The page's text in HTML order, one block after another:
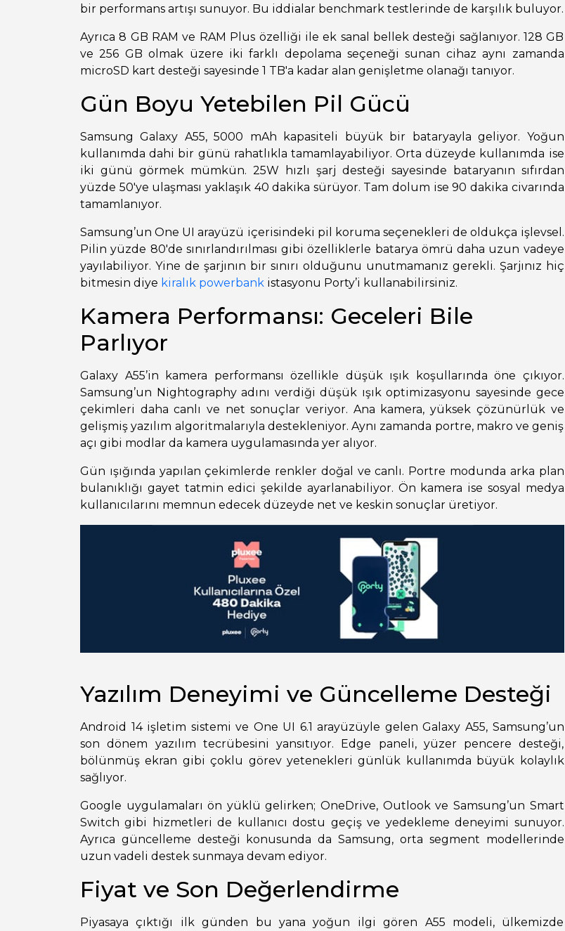
bir performans artışı sunuyor. Bu iddialar benchmark testlerinde de karşılık buluyor.
Ayrıca 8 GB RAM ve RAM Plus özelliği ile ek sanal bellek desteği sağlanıyor. 128 GB
ve 256 GB olmak üzere iki farklı depolama seçeneği sunan cihaz aynı zamanda
microSD kart desteği sayesinde 1 TB'a kadar alan genişletme olanağı tanıyor.
Gün Boyu Yetebilen Pil Gücü
Samsung Galaxy A55, 5000 mAh kapasiteli büyük bir bataryayla geliyor. Yoğun
kullanımda dahi bir günü rahatlıkla tamamlayabiliyor. Orta düzeyde kullanımda ise
iki günü görmek mümkün. 25W hızlı şarj desteği sayesinde bataryanın sıfırdan
yüzde 50'ye ulaşması yaklaşık 40 dakika sürüyor. Tam dolum ise 90 dakika civarında
tamamlanıyor.
Samsung’un One UI arayüzü içerisindeki pil koruma seçenekleri de oldukça işlevsel.
Pilin yüzde 80'de sınırlandırılması gibi özelliklerle batarya ömrü daha uzun vadeye
yayılabiliyor. Yine de şarjının bir sınırı olduğunu unutmamanız gerekli. Şarjınız hiç
bitmesin diye kiralık powerbank istasyonu Porty’i kullanabilirsiniz.
Kamera Performansı: Geceleri Bile
Parlıyor
Galaxy A55’in kamera performansı özellikle düşük ışık koşullarında öne çıkıyor.
Samsung’un Nightography adını verdiği düşük ışık optimizasyonu sayesinde gece
çekimleri daha canlı ve net sonuçlar veriyor. Ana kamera, yüksek çözünürlük ve
gelişmiş yazılım algoritmalarıyla destekleniyor. Aynı zamanda portre, makro ve geniş
açı gibi modlar da kamera uygulamasında yer alıyor.
Gün ışığında yapılan çekimlerde renkler doğal ve canlı. Portre modunda arka plan
bulanıklığı gayet tatmin edici şekilde ayarlanabiliyor. Ön kamera ise sosyal medya
kullanıcılarını memnun edecek düzeyde net ve keskin sonuçlar üretiyor.
Yazılım Deneyimi ve Güncelleme Desteği
Android 14 işletim sistemi ve One UI 6.1 arayüzüyle gelen Galaxy A55, Samsung’un
son dönem yazılım tecrübesini yansıtıyor. Edge paneli, yüzer pencere desteği,
bölünmüş ekran gibi çoklu görev yetenekleri günlük kullanımda büyük kolaylık
sağlıyor.
Google uygulamaları ön yüklü gelirken; OneDrive, Outlook ve Samsung’un Smart
Switch gibi hizmetleri de kullanıcı dostu geçiş ve yedekleme deneyimi sunuyor.
Ayrıca güncelleme desteği konusunda da Samsung, orta segment modellerinde
uzun vadeli destek sunmaya devam ediyor.
Fiyat ve Son Değerlendirme
Piyasaya çıktığı ilk günden bu yana yoğun ilgi gören A55 modeli, ülkemizde